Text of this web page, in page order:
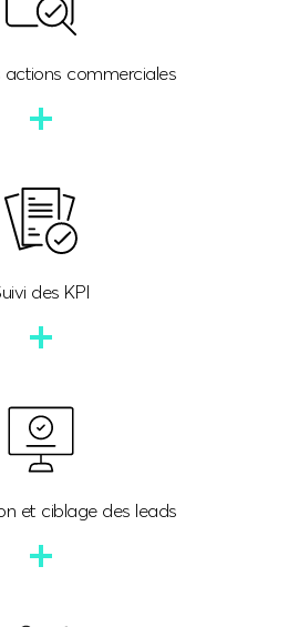
actions commerciales
des KPI
et ciblage des leads